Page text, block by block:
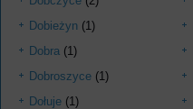
Dobieżyn (1)
Dobra (1)
Dobroszyce (1)
Dołuje (1)